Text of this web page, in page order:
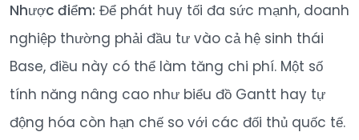
Nhược điểm: Để phát huy tối đa sức mạnh, doanh
nghiệp thường phải đầu tư vào cả hệ sinh thái
Base, điều này có thể làm tăng chi phí. Một số
tính năng nâng cao như biểu đồ Gantt hay tự
động hóa còn hạn chế so với các đối thủ quốc tế.